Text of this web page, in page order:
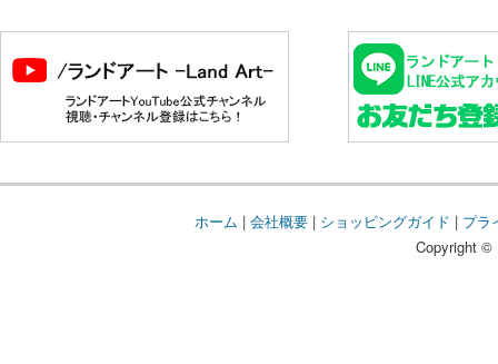
ホーム | 会社概要| ショッピングガイド | プラ
Copyright ©